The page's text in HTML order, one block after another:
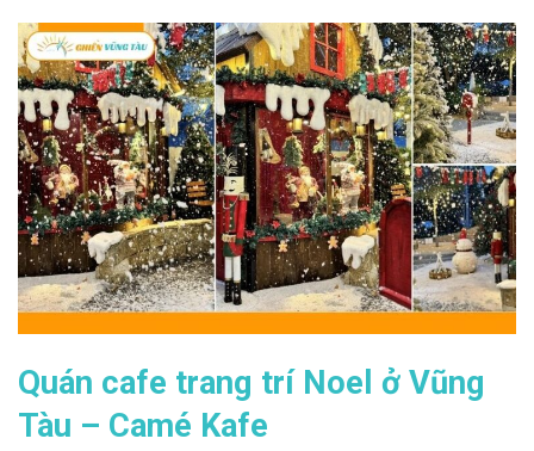
Quán cafe trang trí Noel ở Vũng
Tàu – Camé Kafe